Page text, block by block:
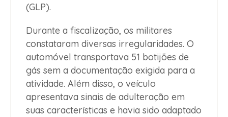
(GLP).
Durante a fiscalização, os militares
constataram diversas irregularidades. O
automóvel transportava 51 botijões de
gás sem a documentação exigida para a
atividade. Além disso, o veículo
apresentava sinais de adulteração em
suas características e havia sido adaptado